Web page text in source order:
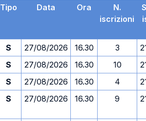
Tipo Data Ora
N.
iscrizioni
S 27/08/2026 16.30 3
S 27/08/2026 16.30 10
S 27/08/2026 16.30 4
S 27/08/2026 16.30 9